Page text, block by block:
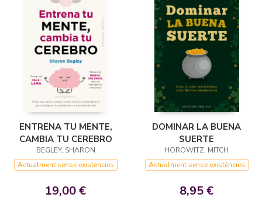
ENTRENA TU MENTE,
CAMBIA TU CEREBRO
BEGLEY, SHARON
Actualment sense existències
19,00 €
DOMINAR LA BUENA
SUERTE
HOROWITZ, MITCH
Actualment sense existències
8,95 €